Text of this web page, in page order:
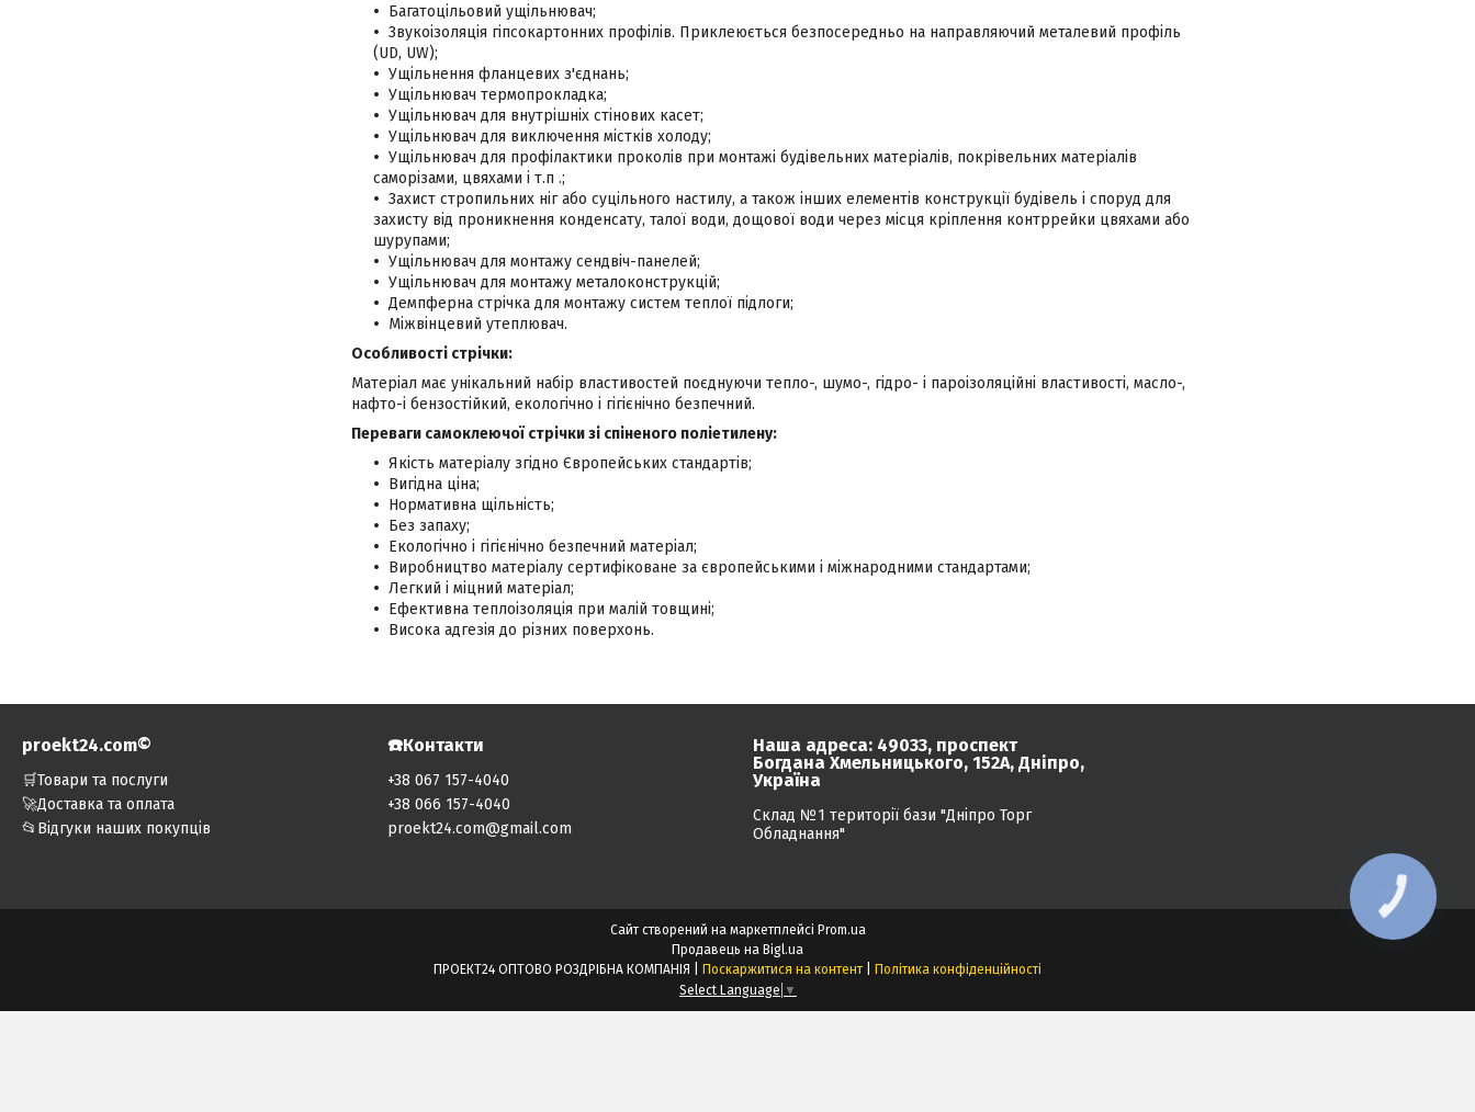
Багатоцільовий ущільнювач;
Звукоізоляція гіпсокартонних профілів. Приклеюється безпосередньо на направляючий металевий профіль
(UD, UW);
Ущільнення фланцевих з'єднань;
Ущільнювач термопрокладка;
Ущільнювач для внутрішніх стінових касет;
Ущільнювач для виключення містків холоду;
Ущільнювач для профілактики проколів при монтажі будівельних матеріалів, покрівельних матеріалів
саморізами, цвяхами і т.п .;
Захист стропильних ніг або суцільного настилу, а також інших елементів конструкції будівель і споруд для
захисту від проникнення конденсату, талої води, дощової води через місця кріплення контррейки цвяхами або
шурупами;
Ущільнювач для монтажу сендвіч-панелей;
Ущільнювач для монтажу металоконструкцій;
Демпферна стрічка для монтажу систем теплої підлоги;
Міжвінцевий утеплювач.
Особливості стрічки:
Матеріал має унікальний набір властивостей поєднуючи тепло-, шумо-, гідро- і пароізоляційні властивості, масло-,
нафто-і бензостійкий, екологічно і гігієнічно безпечний.
Переваги самоклеючої стрічки зі спіненого поліетилену:
Якість матеріалу згідно Європейських стандартів;
Вигідна ціна;
Нормативна щільність;
Без запаху;
Екологічно і гігієнічно безпечний матеріал;
Виробництво матеріалу сертифіковане за європейськими і міжнародними стандартами;
Легкий і міцний матеріал;
Ефективна теплоізоляція при малій товщині;
Висока адгезія до різних поверхонь.
proekt24.com©️
🛒Товари та послуги
🚀Доставка та оплата
📂Відгуки наших покупців
☎️Контакти
+38 067 157-4040
+38 066 157-4040
proekt24.com@gmail.com
Наша адреса: 49033, проспект
Богдана Хмельницького, 152А, Дніпро,
Україна
Склад №1 території бази "Дніпро Торг
Обладнання"
Сайт створений на маркетплейсі Prom.ua
Продавець на Bigl.ua
Поскаржитися на контент
Політика конфіденційності
Select Language ▼
КНОПКА
ЗВ'ЯЗКУ